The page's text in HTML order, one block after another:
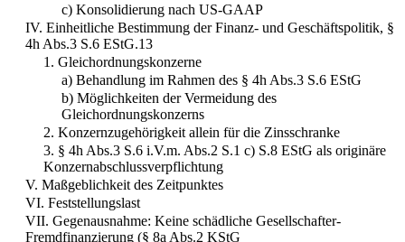
c) Konsolidierung nach US-GAAP
IV. Einheitliche Bestimmung der Finanz- und Geschäftspolitik, §
4h Abs.3 S.6 EStG.13
1. Gleichordnungskonzerne
a) Behandlung im Rahmen des § 4h Abs.3 S.6 EStG
b) Möglichkeiten der Vermeidung des
Gleichordnungskonzerns
2. Konzernzugehörigkeit allein für die Zinsschranke
3. § 4h Abs.3 S.6 i.V.m. Abs.2 S.1 c) S.8 EStG als originäre
Konzernabschlussverpflichtung
V. Maßgeblichkeit des Zeitpunktes
VI. Feststellungslast
VII. Gegenausnahme: Keine schädliche Gesellschafter-
Fremdfinanzierung (§ 8a Abs.2 KStG